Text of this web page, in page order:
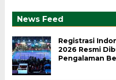
News Feed
Registrasi
2026 Resmi
Pengalaman